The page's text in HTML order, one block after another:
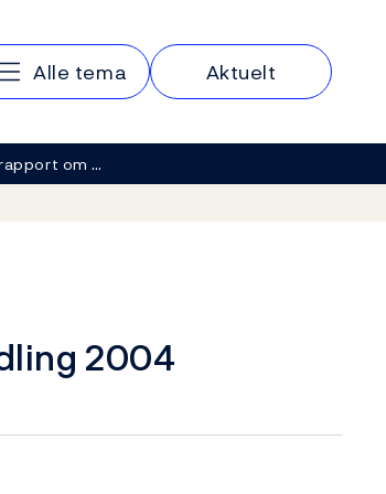
Alle tema Aktuelt
om …
2004